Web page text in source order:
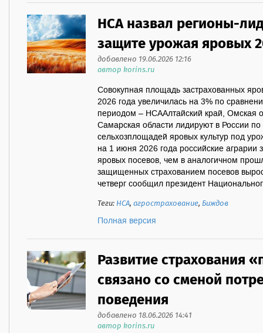
НСА назвал регионы-
защите урожая яровых
добавлено 19.06.2026 12:16
автор korins.ru
Совокупная площадь застрахованных
2026 года увеличилась на 3% по
периодом – НСААлтайский край, Омская
Самарская области лидируют в России
сельхозплощадей яровых культур под
на 1 июня 2026 года российские аграрии
яровых посевов, чем в аналогичном
защищенных страхованием посевов
четверг сообщил президент
Теги:НСА,агрострахование, Биждов
Полная версия
Развитие страхования
связано со сменой
поведения
добавлено 18.06.2026 14:41
автор korins.ru